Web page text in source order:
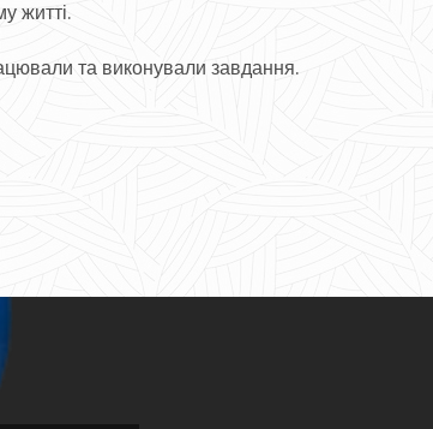
житті.
та виконували завдання.